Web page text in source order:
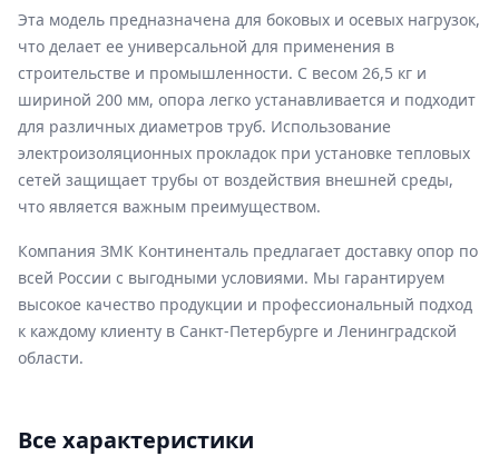
Эта модель предназначена для боковых и осевых нагрузок,
что делает ее универсальной для применения в
строительстве и промышленности. С весом 26,5 кг и
шириной 200 мм, опора легко устанавливается и подходит
для различных диаметров труб. Использование
электроизоляционных прокладок при установке тепловых
сетей защищает трубы от воздействия внешней среды,
что является важным преимуществом.
Компания ЗМК Континенталь предлагает доставку опор по
всей России с выгодными условиями. Мы гарантируем
высокое качество продукции и профессиональный подход
к каждому клиенту в Санкт-Петербурге и Ленинградской
области.
Все характеристики